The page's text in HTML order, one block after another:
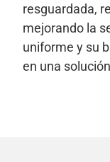
resguardada,
mejorando la
uniforme y su
en una